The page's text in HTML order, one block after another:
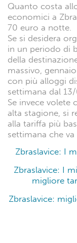
Quanto costa
economici a
70 euro a notte.
Se si desidera
in un periodo di
della
massivo,
con più alloggi
settimana dal
Se invece volete
alta stagione, si
alla tariffa più
settimana che
Zbraslavice: I
Zbraslavice: I
migliore
Zbraslavice: